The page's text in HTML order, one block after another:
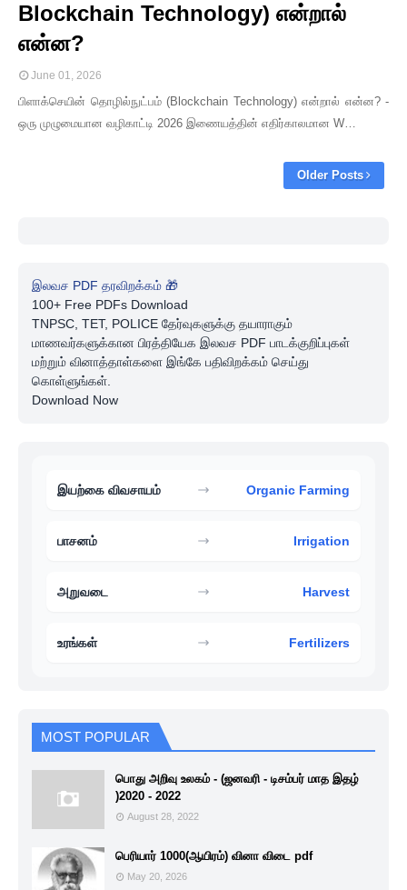
Blockchain Technology) என்றால்
என்ன?
June 01, 2026
பிளாக்செயின் தொழில்நுட்பம் (Blockchain Technology) என்றால் என்ன? -
ஒரு முழுமையான வழிகாட்டி 2026 இணையத்தின் எதிர்காலமான W…
Older Posts
இலவச PDF தரவிறக்கம் 🎁
100+ Free PDFs Download
TNPSC, TET, POLICE தேர்வுகளுக்கு தயாராகும்
மாணவர்களுக்கான பிரத்தியேக இலவச PDF பாடக்குறிப்புகள்
மற்றும் வினாத்தாள்களை இங்கே பதிவிறக்கம் செய்து
கொள்ளுங்கள்.
Download Now
இயற்கை விவசாயம் Organic Farming
பாசனம் Irrigation
அறுவடை Harvest
உரங்கள் Fertilizers
MOST POPULAR
பொது அறிவு உலகம் - (ஜனவரி - டிசம்பர் மாத இதழ்
)2020 - 2022
August 28, 2022
பெரியார் 1000(ஆயிரம்) வினா விடை pdf
May 20, 2026